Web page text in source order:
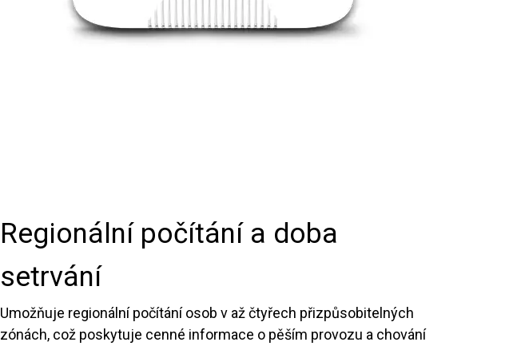
Regionální počítání a doba
setrvání
Umožňuje regionální počítání osob v až čtyřech přizpůsobitelných
zónách, což poskytuje cenné informace o pěším provozu a chování